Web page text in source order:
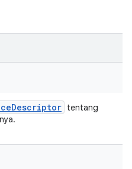
Descriptor tentang